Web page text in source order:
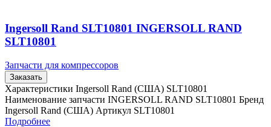
Ingersoll Rand SLT10801 INGERSOLL RAND
SLT10801
Запчасти для компрессоров
Заказать
Характеристики Ingersoll Rand (США) SLT10801
Наименование запчасти INGERSOLL RAND SLT10801 Бренд
Ingersoll Rand (США) Артикул SLT10801
Подробнее